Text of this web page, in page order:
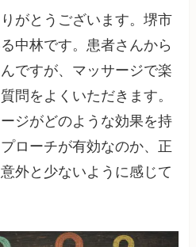
がとうございます。堺市
中林です。患者さんから
ですが、マッサージで楽
問をよくいただきます。
ジがどのような効果を持
ローチが有効なのか、正
外と少ないように感じて